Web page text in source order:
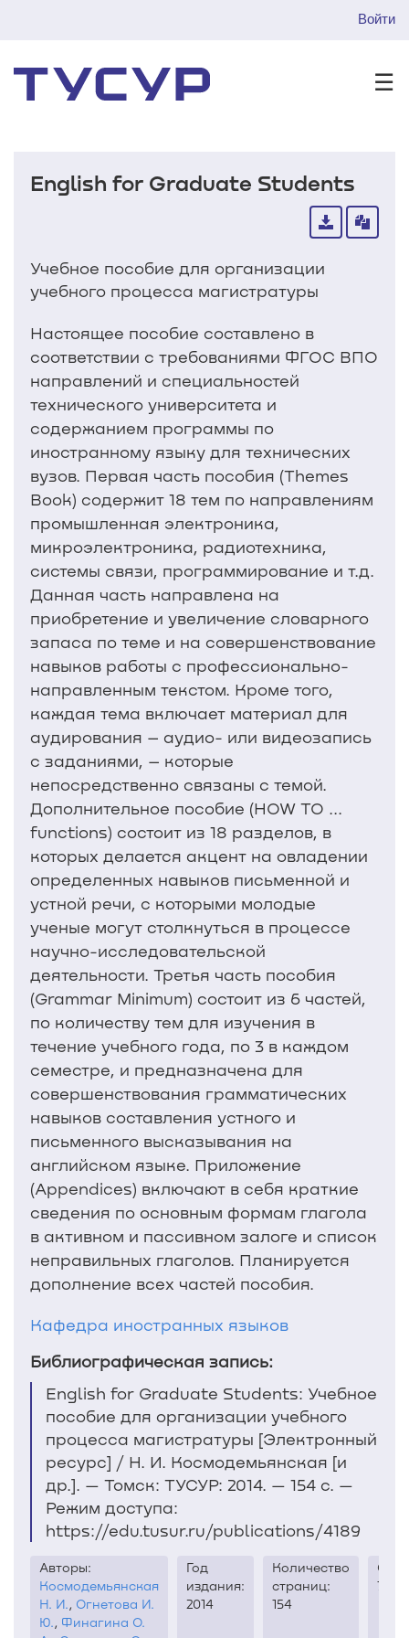
Войти
☰
English for Graduate Students
Учебное пособие для организации
учебного процесса магистратуры
Настоящее пособие составлено в
соответствии с требованиями ФГОС ВПО
направлений и специальностей
технического университета и
содержанием программы по
иностранному языку для технических
вузов. Первая часть пособия (Themes
Book) содержит 18 тем по направлениям
промышленная электроника,
микроэлектроника, радиотехника,
системы связи, программирование и т.д.
Данная часть направлена на
приобретение и увеличение словарного
запаса по теме и на совершенствование
навыков работы с профессионально-
направленным текстом. Кроме того,
каждая тема включает материал для
аудирования – аудио- или видеозапись
с заданиями, – которые
непосредственно связаны с темой.
Дополнительное пособие (HOW TO ...
functions) состоит из 18 разделов, в
которых делается акцент на овладении
определенных навыков письменной и
устной речи, с которыми молодые
ученые могут столкнуться в процессе
научно-исследовательской
деятельности. Третья часть пособия
(Grammar Minimum) состоит из 6 частей,
по количеству тем для изучения в
течение учебного года, по 3 в каждом
семестре, и предназначена для
совершенствования грамматических
навыков составления устного и
письменного высказывания на
английском языке. Приложение
(Appendices) включают в себя краткие
сведения по основным формам глагола
в активном и пассивном залоге и список
неправильных глаголов. Планируется
дополнение всех частей пособия.
Кафедра иностранных языков
Библиографическая запись:
English for Graduate Students: Учебное
пособие для организации учебного
процесса магистратуры [Электронный
ресурс] / Н. И. Космодемьянская [и
др.]. — Томск: ТУСУР: 2014. — 154 с. —
Режим доступа:
https://edu.tusur.ru/publications/4189
Авторы:
Космодемьянская
Н. И., Огнетова И.
Ю., Финагина О.
Год
издания:
2014
Количество
страниц:
154
742